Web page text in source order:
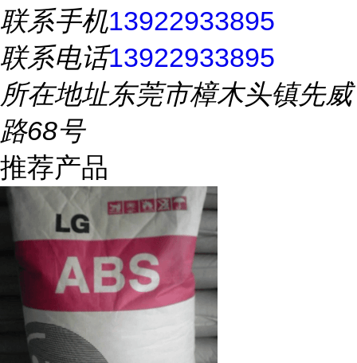
联系手机13922933895
联系电话13922933895
所在地址东莞市樟木头镇先威
路68号
推荐产品